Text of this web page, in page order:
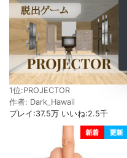
1位:PROJECTOR
作者: Dark_Hawaii
プレイ:37.5万 いいね:2.5千